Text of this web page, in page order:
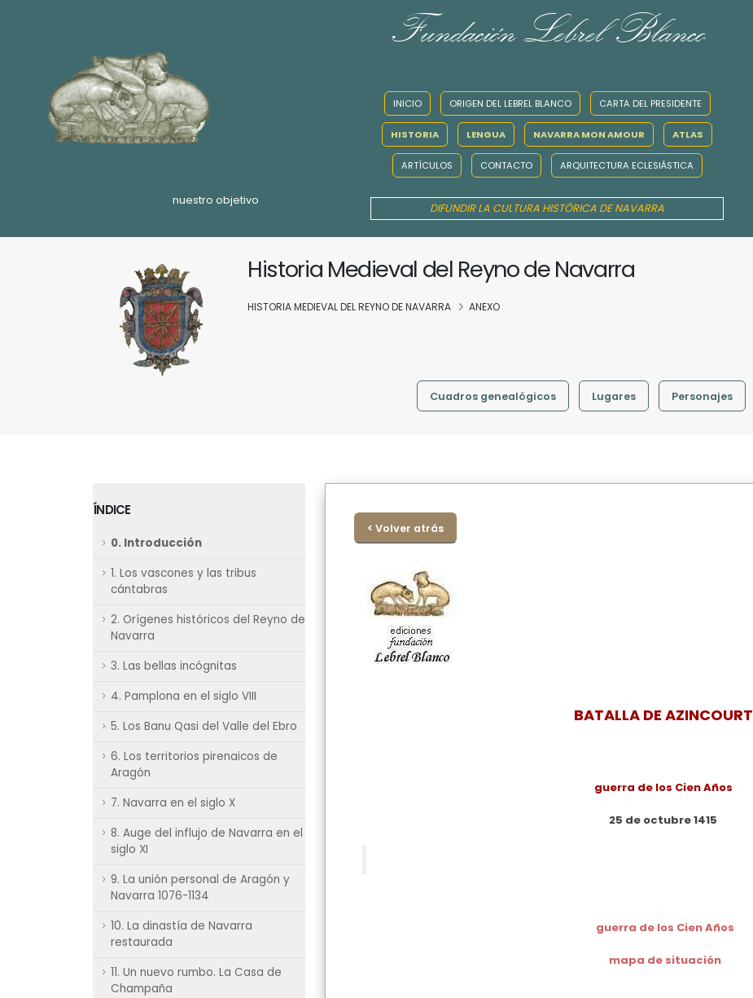
nuestro objetivo
Fundación Lebrel Blanco
INICIO ORIGEN DEL LEBREL BLANCO CARTA DEL PRESIDENTE
HISTORIA LENGUA NAVARRA MON AMOUR ATLAS
ARTÍCULOS CONTACTO ARQUITECTURA ECLESIÁSTICA
DIFUNDIR LA CULTURA HISTÓRICA DE NAVARRA
Historia Medieval del Reyno de Navarra
HISTORIA MEDIEVAL DEL REYNO DE NAVARRA ANEXO
Cuadros genealógicos Lugares Personajes
ÍNDICE
0. Introducción
1. Los vascones y las tribus
cántabras
2. Orígenes históricos del Reyno de
Navarra
3. Las bellas incógnitas
4. Pamplona en el siglo VIII
5. Los Banu Qasi del Valle del Ebro
6. Los territorios pirenaicos de
Aragón
7. Navarra en el siglo X
8. Auge del influjo de Navarra en el
siglo XI
9. La unión personal de Aragón y
Navarra 1076-1134
10. La dinastía de Navarra
restaurada
11. Un nuevo rumbo. La Casa de
Champaña
< Volver atrás
BATALLA DE AZINCOURT
guerra de los Cien Años
25 de octubre 1415
guerra de los Cien Años
mapa de situación